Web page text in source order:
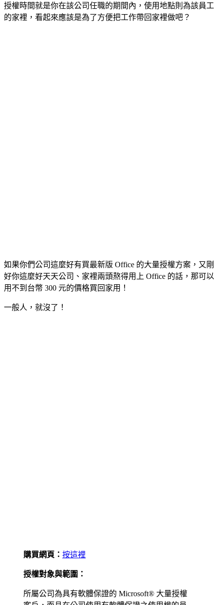
授權時間就是你在該公司任職的期間內，使用地點則為該員工
的家裡，看起來應該是為了方便把工作帶回家裡做吧？
如果你們公司這麼好有買最新版 Office 的大量授權方案，又剛
好你這麼好天天公司、家裡兩頭熬得用上 Office 的話，那可以
用不到台幣 300 元的價格買回家用！
一般人，就沒了！
購買網頁： 按這裡
授權對象與範圍：
所屬公司為具有軟體保證的 Microsoft® 大量授權